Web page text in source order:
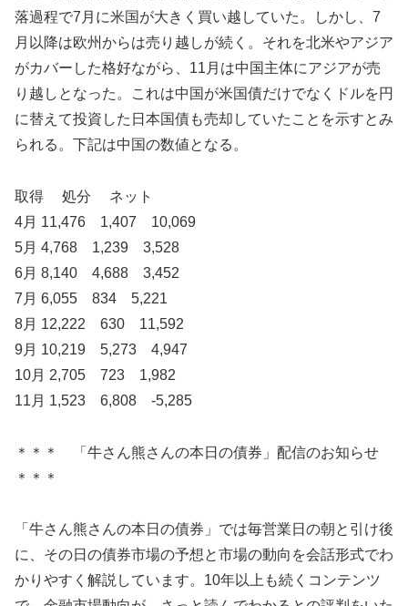
落過程で7月に米国が大きく買い越していた。しかし、7
月以降は欧州からは売り越しが続く。それを北米やアジア
がカバーした格好ながら、11月は中国主体にアジアが売
り越しとなった。これは中国が米国債だけでなくドルを円
に替えて投資した日本国債も売却していたことを示すとみ
られる。下記は中国の数値となる。
取得 処分 ネット
4月 11,476 1,407 10,069
5月 4,768 1,239 3,528
6月 8,140 4,688 3,452
7月 6,055 834 5,221
8月 12,222 630 11,592
9月 10,219 5,273 4,947
10月 2,705 723 1,982
11月 1,523 6,808 -5,285
＊＊＊ 「牛さん熊さんの本日の債券」配信のお知らせ
＊＊＊
「牛さん熊さんの本日の債券」では毎営業日の朝と引け後
に、その日の債券市場の予想と市場の動向を会話形式でわ
かりやすく解説しています。10年以上も続くコンテンツ